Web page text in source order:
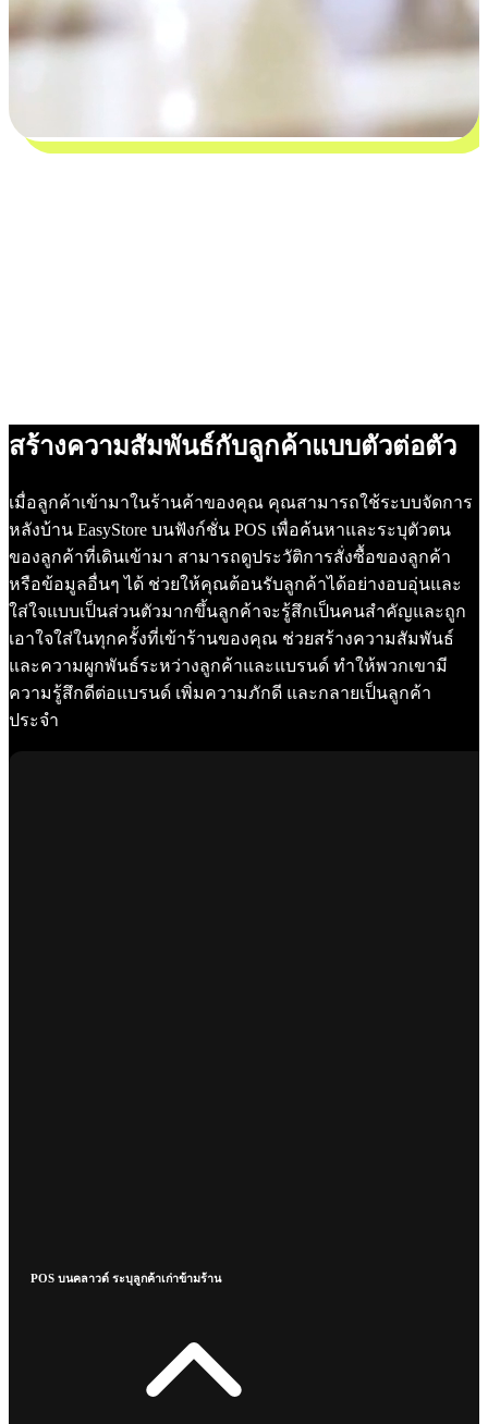
สร้างความสัมพันธ์กับลูกค้าแบบตัวต่อตัว
เมื่อลูกค้าเข้ามาในร้านค้าของคุณ คุณสามารถใช้ระบบจัดการ
หลังบ้าน EasyStore บนฟังก์ชั่น POS เพื่อค้นหาและระบุตัวตน
ของลูกค้าที่เดินเข้ามา สามารถดูประวัติการสั่งซื้อของลูกค้า
หรือข้อมูลอื่นๆ ได้ ช่วยให้คุณต้อนรับลูกค้าได้อย่างอบอุ่นและ
ใส่ใจแบบเป็นส่วนตัวมากขึ้นลูกค้าจะรู้สึกเป็นคนสำคัญและถูก
เอาใจใส่ในทุกครั้งที่เข้าร้านของคุณ ช่วยสร้างความสัมพันธ์
และความผูกพันธ์ระหว่างลูกค้าและแบรนด์ ทำให้พวกเขามี
ความรู้สึกดีต่อแบรนด์ เพิ่มความภักดี และกลายเป็นลูกค้า
ประจำ
POS บนคลาวด์ ระบุลูกค้าเก่าข้ามร้าน